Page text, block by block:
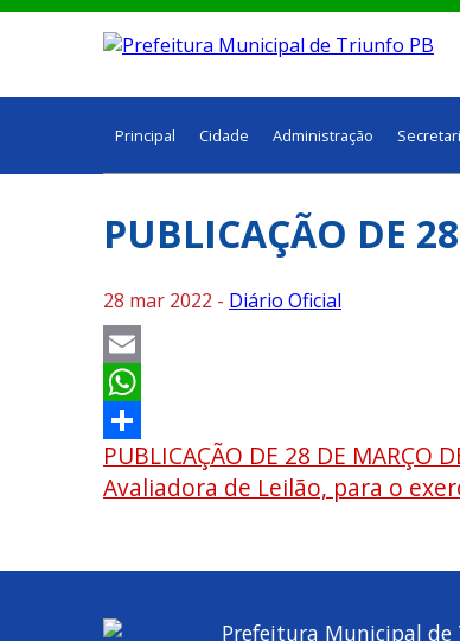
Principal Cidade Administração
PUBLICAÇÃO DE
28 mar 2022 - Diário Oficial
Email
WhatsApp
Share
PUBLICAÇÃO DE 28 DE MARÇO
Avaliadora de Leilão, para o
Prefeitura Municipal de